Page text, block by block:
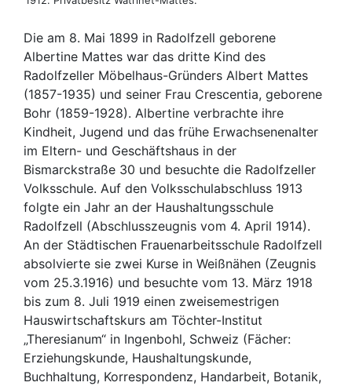
Die am 8. Mai 1899 in Radolfzell geborene
Albertine Mattes war das dritte Kind des
Radolfzeller Möbelhaus-Gründers Albert Mattes
(1857-1935) und seiner Frau Crescentia, geborene
Bohr (1859-1928). Albertine verbrachte ihre
Kindheit, Jugend und das frühe Erwachsenenalter
im Eltern- und Geschäftshaus in der
Bismarckstraße 30 und besuchte die Radolfzeller
Volksschule. Auf den Volksschulabschluss 1913
folgte ein Jahr an der Haushaltungsschule
Radolfzell (Abschlusszeugnis vom 4. April 1914).
An der Städtischen Frauenarbeitsschule Radolfzell
absolvierte sie zwei Kurse in Weißnähen (Zeugnis
vom 25.3.1916) und besuchte vom 13. März 1918
bis zum 8. Juli 1919 einen zweisemestrigen
Hauswirtschaftskurs am Töchter-Institut
„Theresianum“ in Ingenbohl, Schweiz (Fächer:
Erziehungskunde, Haushaltungskunde,
Buchhaltung, Korrespondenz, Handarbeit, Botanik,